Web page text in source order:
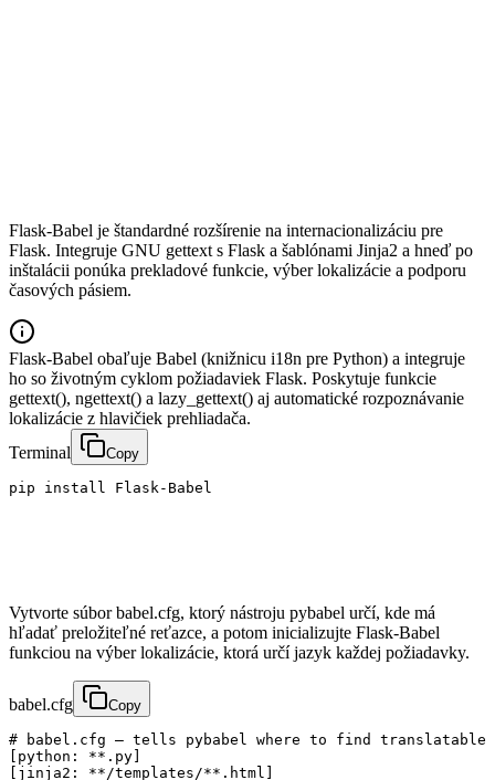
Flask-Babel je štandardné rozšírenie na internacionalizáciu pre
Flask. Integruje GNU gettext s Flask a šablónami Jinja2 a hneď po
inštalácii ponúka prekladové funkcie, výber lokalizácie a podporu
časových pásiem.
Flask-Babel obaľuje Babel (knižnicu i18n pre Python) a integruje
ho so životným cyklom požiadaviek Flask. Poskytuje funkcie
gettext(), ngettext() a lazy_gettext() aj automatické rozpoznávanie
lokalizácie z hlavičiek prehliadača.
Terminal
Copy
pip install Flask-Babel
Vytvorte súbor babel.cfg, ktorý nástroju pybabel určí, kde má
hľadať preložiteľné reťazce, a potom inicializujte Flask-Babel
funkciou na výber lokalizácie, ktorá určí jazyk každej požiadavky.
babel.cfg Copy
# babel.cfg — tells pybabel where to find translatable
[python: **.py]
[jinja2: **/templates/**.html]